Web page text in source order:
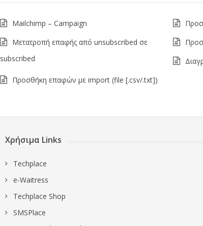
Mailchimp – Campaign
Μετατροπή επαφής από unsubscribed σε
subscribed
Προσθήκη επαφών με import (file [.csv/.txt])
Χρήσιμα Links
Techplace
e-Waitress
Techplace Shop
SMSPlace